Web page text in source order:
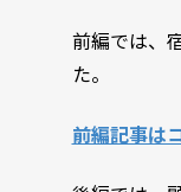
前編では、
た。
前編記事は